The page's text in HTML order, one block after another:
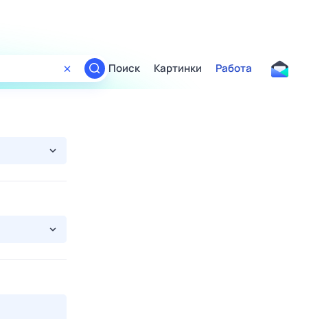
Поиск Картинки Работа